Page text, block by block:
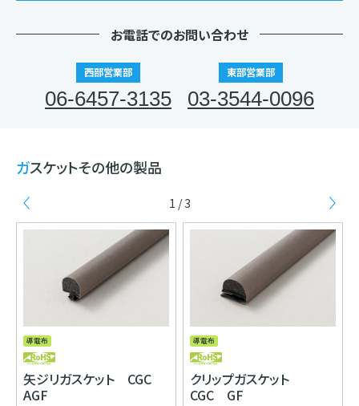
お電話でのお問い合わせ
西部営業部
06-6457-3135
東部営業部
03-3544-0096
ガスケットその他の製品
1 / 3
導電布
矢ジリガスケット CGC
AGF
導電布
クリップガスケット
CGC GF